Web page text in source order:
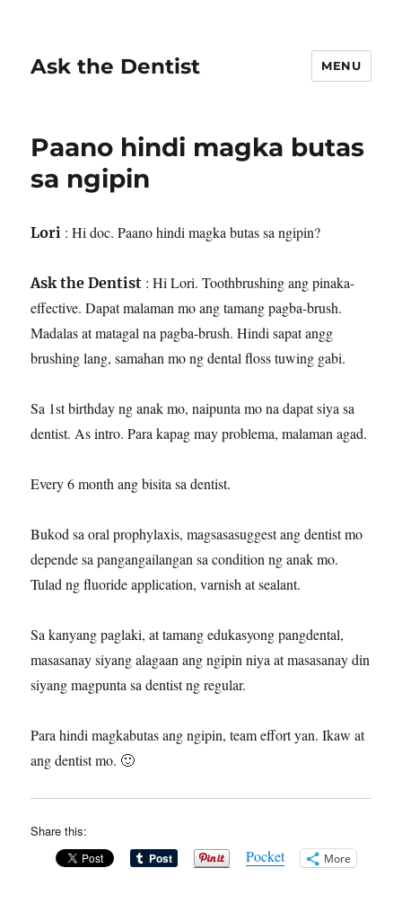
Ask the Dentist MENU
Paano hindi magka butas
sa ngipin
Lori : Hi doc. Paano hindi magka butas sa ngipin?
Ask the Dentist : Hi Lori. Toothbrushing ang pinaka-
effective. Dapat malaman mo ang tamang pagba-brush.
Madalas at matagal na pagba-brush. Hindi sapat angg
brushing lang, samahan mo ng dental floss tuwing gabi.
Sa 1st birthday ng anak mo, naipunta mo na dapat siya sa
dentist. As intro. Para kapag may problema, malaman agad.
Every 6 month ang bisita sa dentist.
Bukod sa oral prophylaxis, magsasasuggest ang dentist mo
depende sa pangangailangan sa condition ng anak mo.
Tulad ng fluoride application, varnish at sealant.
Sa kanyang paglaki, at tamang edukasyong pangdental,
masasanay siyang alagaan ang ngipin niya at masasanay din
siyang magpunta sa dentist ng regular.
Para hindi magkabutas ang ngipin, team effort yan. Ikaw at
ang dentist mo. 🙂
Share this:
Pocket More